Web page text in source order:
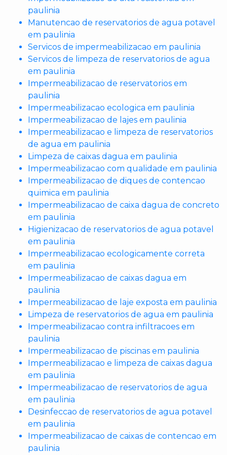
paulinia
Manutencao de reservatorios de agua potavel
em paulinia
Servicos de impermeabilizacao em paulinia
Servicos de limpeza de reservatorios de agua
em paulinia
Impermeabilizacao de reservatorios em
paulinia
Impermeabilizacao ecologica em paulinia
Impermeabilizacao de lajes em paulinia
Impermeabilizacao e limpeza de reservatorios
de agua em paulinia
Limpeza de caixas dagua em paulinia
Impermeabilizacao com qualidade em paulinia
Impermeabilizacao de diques de contencao
quimica em paulinia
Impermeabilizacao de caixa dagua de concreto
em paulinia
Higienizacao de reservatorios de agua potavel
em paulinia
Impermeabilizacao ecologicamente correta
em paulinia
Impermeabilizacao de caixas dagua em
paulinia
Impermeabilizacao de laje exposta em paulinia
Limpeza de reservatorios de agua em paulinia
Impermeabilizacao contra infiltracoes em
paulinia
Impermeabilizacao de piscinas em paulinia
Impermeabilizacao e limpeza de caixas dagua
em paulinia
Impermeabilizacao de reservatorios de agua
em paulinia
Desinfeccao de reservatorios de agua potavel
em paulinia
Impermeabilizacao de caixas de contencao em
paulinia